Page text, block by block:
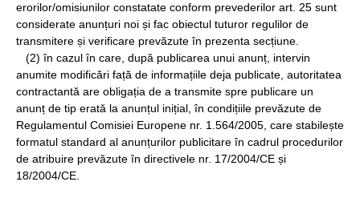
erorilor/omisiunilor constatate conform prevederilor art. 25 sunt
considerate anunțuri noi și fac obiectul tuturor regulilor de
transmitere și verificare prevăzute în prezenta secțiune.
(2) în cazul în care, după publicarea unui anunț, intervin
anumite modificări față de informațiile deja publicate, autoritatea
contractantă are obligația de a transmite spre publicare un
anunț de tip erată la anunțul inițial, în condițiile prevăzute de
Regulamentul Comisiei Europene nr. 1.564/2005, care stabilește
formatul standard al anunțurilor publicitare în cadrul procedurilor
de atribuire prevăzute în directivele nr. 17/2004/CE și
18/2004/CE.